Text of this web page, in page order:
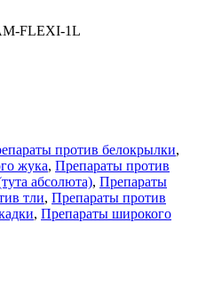
FLEXI-1L
против белокрылки,
жука, Препараты против
абсолюта), Препараты
тли, Препараты против
, Препараты широкого